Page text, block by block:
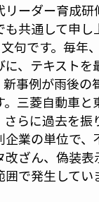
リーダー育成
も共通して申
句です。毎年
に、テキストを
事例が雨後の
。三菱自動車と
さらに過去を振
企業の単位で、
改ざん、偽装表
で発生してい